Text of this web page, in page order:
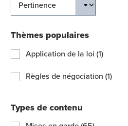
Thèmes populaires
Application de la loi (1)
Règles de négociation (1)
Types de contenu